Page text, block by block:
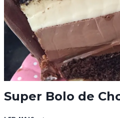
Super Bolo de